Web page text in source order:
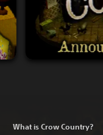
What is Crow Country?